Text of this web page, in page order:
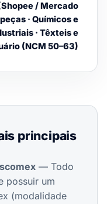
/ Mercado
· Químicos e
· Têxteis e
(NCM 50–63)
principais
— Todo
possuir um
(modalidade